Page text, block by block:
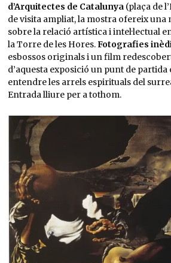
d’Arquitectes de Catalunya(plaça de
de visita ampliat, la mostra ofereix
sobre la relació artística i intel·lectual
la Torre de les Hores.Fotografies
esbossos originals i un film
d’aquesta exposició un punt de partida
entendre les arrels espirituals del
Entrada lliure per a tothom.